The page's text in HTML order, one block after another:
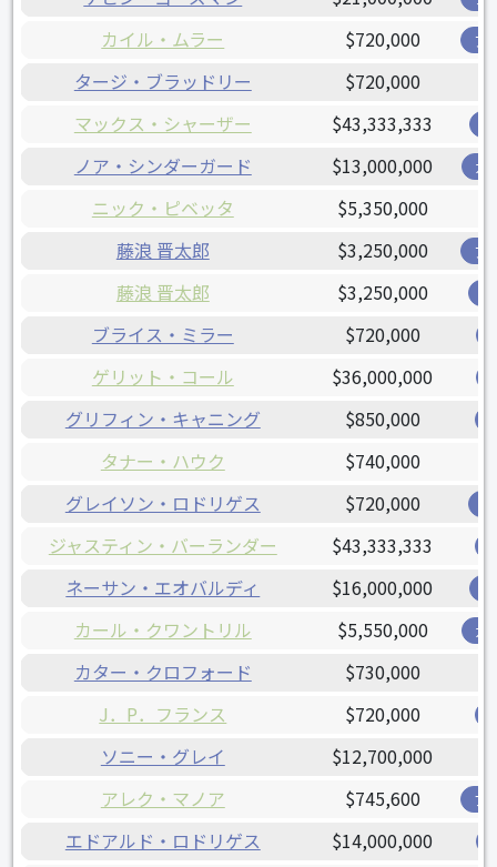
カイル・ムラー $720,000 ア
タージ・ブラッドリー
$720,000
マックス・シャーザー
$43,333,333
ノア・シンダーガード $13,000,000 ガ
ニック・ピベッタ $5,350,000
藤浪 晋太郎 $3,250,000 ア
藤浪 晋太郎 $3,250,000
ブライス・ミラー $720,000
ゲリット・コール $36,000,000
グリフィン・キャニング $850,000
タナー・ハウク $740,000
グレイソン・ロドリゲス $720,000
ジャスティン・バーランダー $43,333,333
ネーサン・エオバルディ $16,000,000
カール・クワントリル $5,550,000 ガ
カター・クロフォード $730,000
J．P．フランス $720,000
ソニー・グレイ $12,700,000
アレク・マノア $745,600 ブ
エドアルド・ロドリゲス $14,000,000